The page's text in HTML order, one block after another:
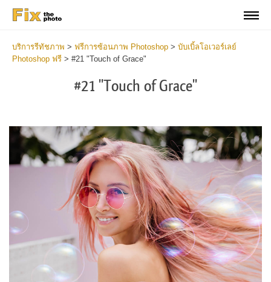
บริการรีทัชภาพ > ฟรีการซ้อนภาพ Photoshop > บับเบิ้ลโอเวอร์เลย์
Photoshop ฟรี > #21 "Touch of Grace"
#21 "Touch of Grace"